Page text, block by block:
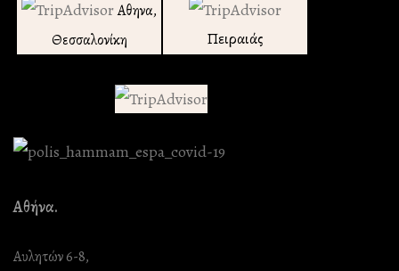
Αθηνα,
Θεσσαλονίκη
Πειραιάς
Αθήνα.
Αυλητών 6-8,